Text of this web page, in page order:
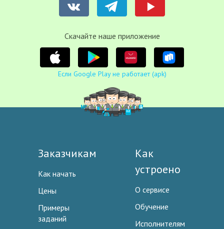
Cкачайте наше приложение
Если Google Play не работает (apk)
Заказчикам
Как начать
Цены
Примеры
заданий
Как
устроено
О сервисе
Обучение
Исполнителям